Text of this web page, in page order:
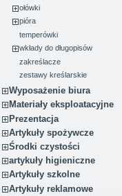
ołówki
pióra
temperówki
wkłady do długopisów
zakreślacze
zestawy kreślarskie
Wyposażenie biura
Materiały eksploatacyjne
Prezentacja
Artykuły spożywcze
Środki czystości
artykuły higieniczne
Artykuły szkolne
Artykuły reklamowe